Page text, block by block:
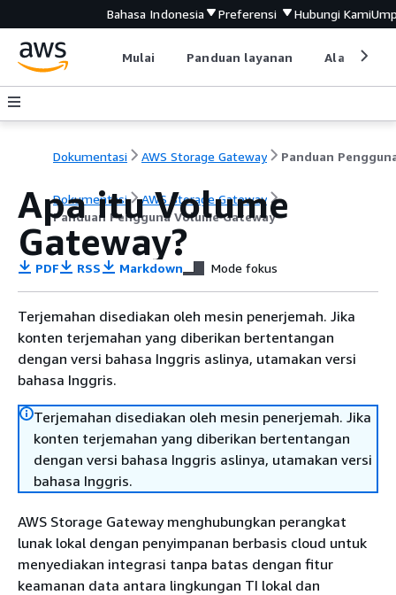
Bahasa Indonesia Preferensi Hubungi Kami
Mulai Panduan layanan Alat
Dokumentasi AWS Storage Gateway
Dokumentasi
AWS Storage Gateway
Panduan Pengguna Volume Gateway
Apa ituVolume
Gateway?
PDF RSS Markdown Mode fokus
Terjemahan disediakan oleh mesin penerjemah. Jika
konten terjemahan yang diberikan bertentangan
dengan versi bahasa Inggris aslinya, utamakan versi
bahasa Inggris.
Terjemahan disediakan oleh mesin penerjemah. Jika
konten terjemahan yang diberikan bertentangan
dengan versi bahasa Inggris aslinya, utamakan versi
bahasa Inggris.
AWS Storage Gateway menghubungkan perangkat
lunak lokal dengan penyimpanan berbasis cloud untuk
menyediakan integrasi tanpa batas dengan fitur
keamanan data antara lingkungan TI lokal dan